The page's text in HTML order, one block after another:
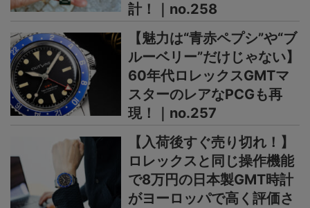
計！｜no.258
【魅力は“青赤ペプシ”や“ブ
ルーベリー”だけじゃない】
60年代ロレックスGMTマ
スターのレアなPCGも再
現！｜no.257
【入荷後すぐ売り切れ！】
ロレックスと同じ操作機能
で8万円の日本製GMT時計
がヨーロッパで高く評価さ